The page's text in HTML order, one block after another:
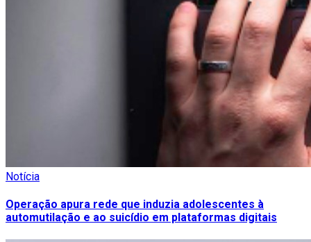
Notícia
Operação apura rede que induzia adolescentes à
automutilação e ao suicídio em plataformas digitais